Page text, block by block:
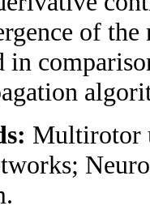
of
in
Multirotor